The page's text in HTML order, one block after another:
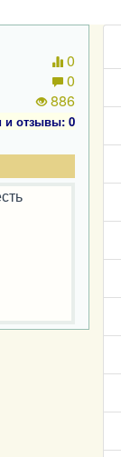
0
0
886
и отзывы: 0